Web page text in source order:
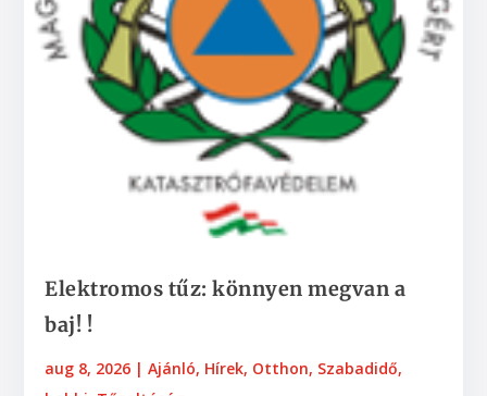
Elektromos tűz: könnyen megvan a
baj! !
aug 8, 2026 |Ajánló, Hírek, Otthon, Szabadidő,